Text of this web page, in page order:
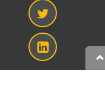
Twitter